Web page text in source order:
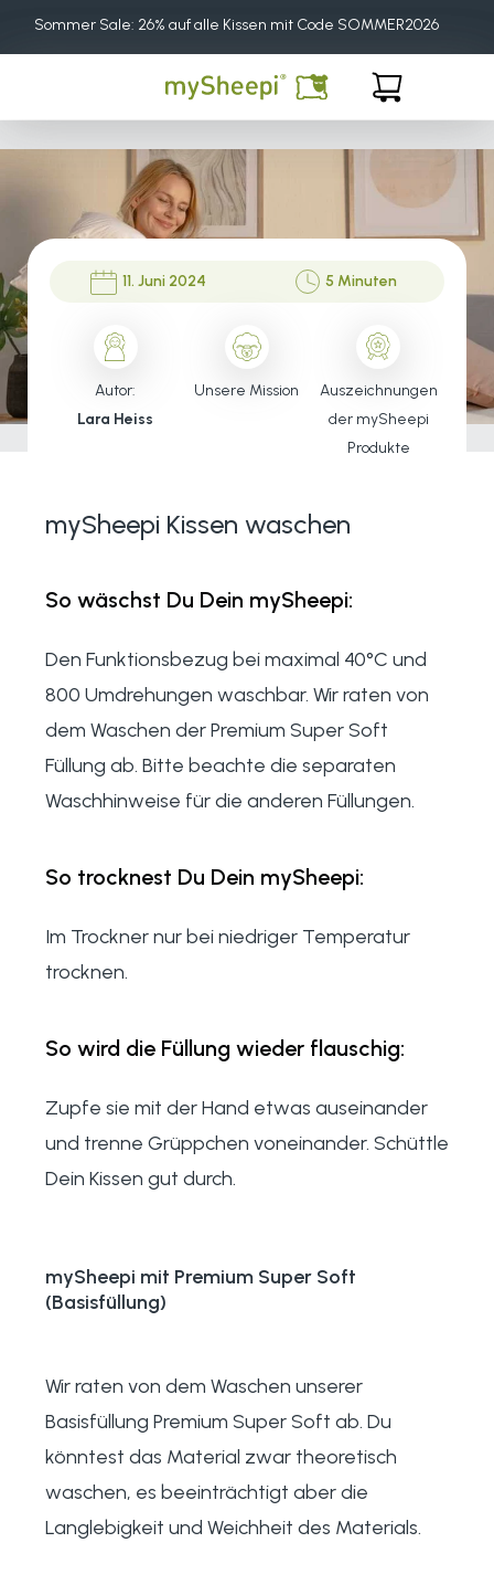
Direkt
zum
Sommer Sale: 26% auf alle Kissen mit Code SOMMER2026
Warenkorb
11. Juni 2024 5 Minuten
Autor:
Lara Heiss
Unsere Mission
Auszeichnungen
der mySheepi
Produkte
mySheepi Kissen waschen
So wäschst Du Dein mySheepi:
Den Funktionsbezug bei maximal 40°C und
800 Umdrehungen waschbar. Wir raten von
dem Waschen der Premium Super Soft
Füllung ab. Bitte beachte die separaten
Waschhinweise für die anderen Füllungen.
So trocknest Du Dein mySheepi:
Im Trockner nur bei niedriger Temperatur
trocknen.
So wird die Füllung wieder flauschig:
Zupfe sie mit der Hand etwas auseinander
und trenne Grüppchen voneinander. Schüttle
Dein Kissen gut durch.
mySheepi mit Premium Super Soft
(Basisfüllung)
Wir raten von dem Waschen unserer
Basisfüllung Premium Super Soft ab. Du
könntest das Material zwar theoretisch
waschen, es beeinträchtigt aber die
Langlebigkeit und Weichheit des Materials.